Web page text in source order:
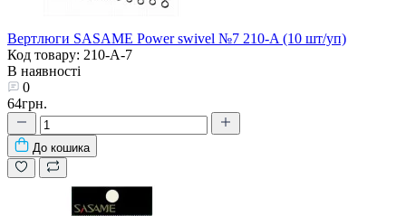
Вертлюги SASAME Power swivel №7 210-A (10 шт/уп)
Код товару: 210-A-7
В наявності
0
64грн.
До кошика